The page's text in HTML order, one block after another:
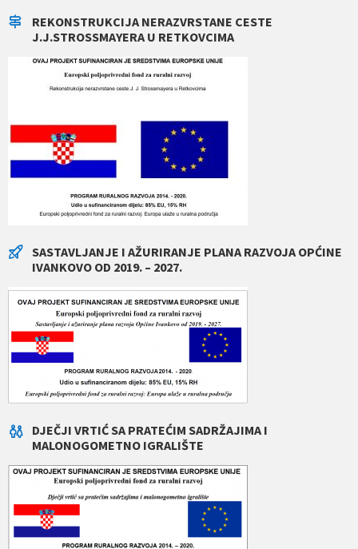
REKONSTRUKCIJA NERAZVRSTANE CESTE
J.J.STROSSMAYERA U RETKOVCIMA
SASTAVLJANJE I AŽURIRANJE PLANA RAZVOJA OPĆINE
IVANKOVO OD 2019. – 2027.
DJEČJI VRTIĆ SA PRATEĆIM SADRŽAJIMA I
MALONOGOMETNO IGRALIŠTE